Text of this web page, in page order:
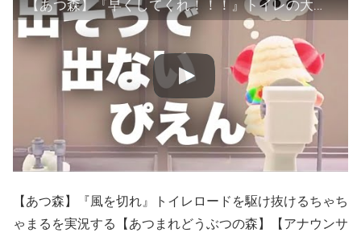
【あつ森】『早くしてくれ！！！』トイレの大行列を待たせるちゃちゃまるを実況する【あつまれどうぶつの森】【アナウンサー】【たいきち】【ゲーム実況】
【あつ森】『風を切れ』トイレロードを駆け抜けるちゃち
ゃまるを実況する【あつまれどうぶつの森】【アナウンサ